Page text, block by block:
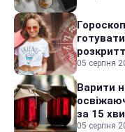
05 серпня
Варити
за 15
05 серпня